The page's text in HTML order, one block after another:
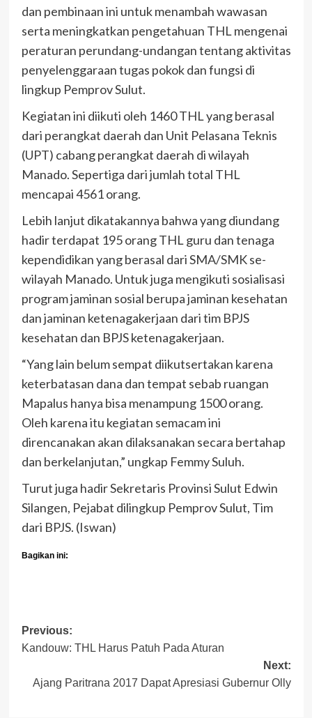
dan pembinaan ini untuk menambah wawasan
serta meningkatkan pengetahuan THL mengenai
peraturan perundang-undangan tentang aktivitas
penyelenggaraan tugas pokok dan fungsi di
lingkup Pemprov Sulut.
Kegiatan ini diikuti oleh 1460 THL yang berasal
dari perangkat daerah dan Unit Pelasana Teknis
(UPT) cabang perangkat daerah di wilayah
Manado. Sepertiga dari jumlah total THL
mencapai 4561 orang.
Lebih lanjut dikatakannya bahwa yang diundang
hadir terdapat 195 orang THL guru dan tenaga
kependidikan yang berasal dari SMA/SMK se-
wilayah Manado. Untuk juga mengikuti sosialisasi
program jaminan sosial berupa jaminan kesehatan
dan jaminan ketenagakerjaan dari tim BPJS
kesehatan dan BPJS ketenagakerjaan.
“Yang lain belum sempat diikutsertakan karena
keterbatasan dana dan tempat sebab ruangan
Mapalus hanya bisa menampung 1500 orang.
Oleh karena itu kegiatan semacam ini
direncanakan akan dilaksanakan secara bertahap
dan berkelanjutan,” ungkap Femmy Suluh.
Turut juga hadir Sekretaris Provinsi Sulut Edwin
Silangen, Pejabat dilingkup Pemprov Sulut, Tim
dari BPJS. (Iswan)
Bagikan ini:
Post
navigation
Previous:
Kandouw: THL Harus Patuh Pada Aturan
Next:
Ajang Paritrana 2017 Dapat Apresiasi Gubernur Olly